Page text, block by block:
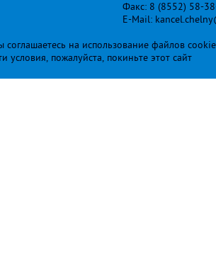
Факс: 8 (8552) 58-
E-Mail:
на использование файлов
условия, пожалуйста, покиньте этот сайт